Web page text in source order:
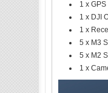
1 x
1 x DJI
1 x
5 x M3
5 x M2
1 x